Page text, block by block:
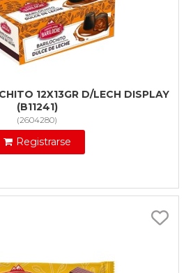
12X13GR D/LECH DISPLAY
(B11241)
(2604280)
Registrarse